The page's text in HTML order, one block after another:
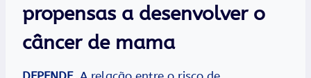
propensas a desenvolver o
câncer de mama